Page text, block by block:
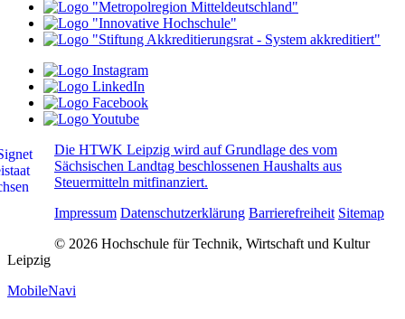
Die HTWK Leipzig wird auf Grundlage des vom
Sächsischen Landtag beschlossenen Haushalts aus
Steuermitteln mitfinanziert.
Impressum Datenschutzerklärung Barrierefreiheit Sitemap
© 2026 Hochschule für Technik, Wirtschaft und Kultur
Leipzig
MobileNavi